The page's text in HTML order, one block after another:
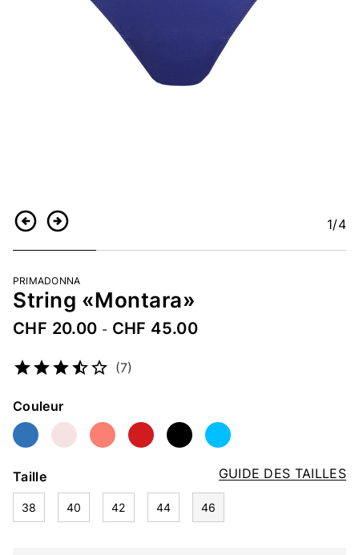
RetourContinuer 1/4
PRIMADONNA
String «Montara»
CHF 20.00 - CHF 45.00
(7)
Couleur
GUIDE DES TAILLES
Taille
38 40 42 44 46